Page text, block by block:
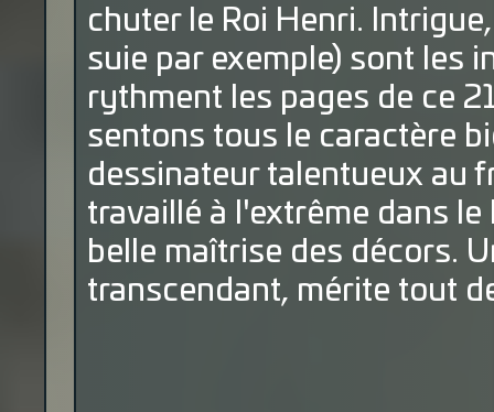
chuter le Roi Henri.
suie par exemple) sont les
rythment les pages de ce
sentons tous le caractère
dessinateur talentueux au
travaillé à l'extrême dans
belle maîtrise des décors.
transcendant, mérite tout